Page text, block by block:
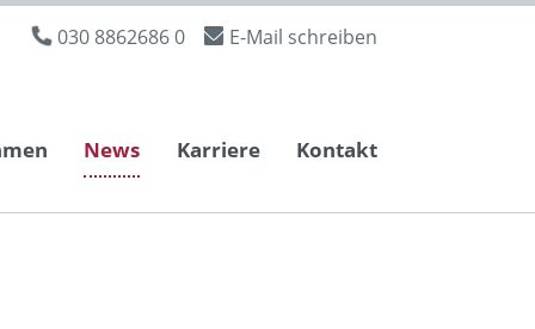
030 8862686 0 E-Mail schreiben
News Karriere Kontakt